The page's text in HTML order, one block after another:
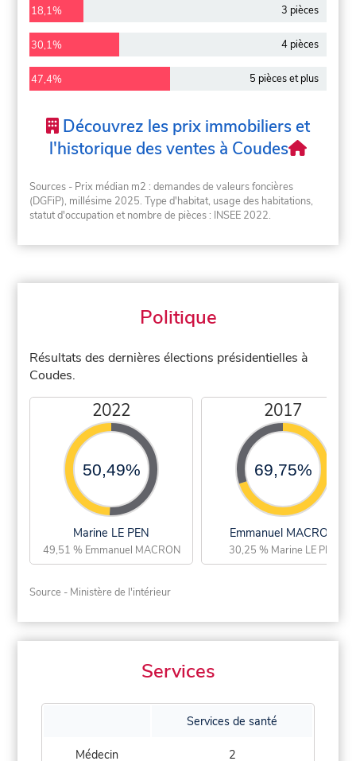
18,1% 3 pièces
30,1% 4 pièces
47,4% 5 pièces et plus
Découvrez les prix immobiliers et
l'historique des ventes à Coudes
Sources - Prix médian m2 : demandes de valeurs foncières
(DGFiP), millésime 2025. Type d'habitat, usage des habitations,
statut d'occupation et nombre de pièces : INSEE 2022.
Politique
Résultats des dernières élections présidentielles à
Coudes.
2022
50,49%
Marine LE PEN
49,51 % Emmanuel MACRON
2017
69,75%
Emmanuel MACRON
30,25 % Marine LE PEN
Source - Ministère de l'intérieur
Services
Services de santé
Médecin 2